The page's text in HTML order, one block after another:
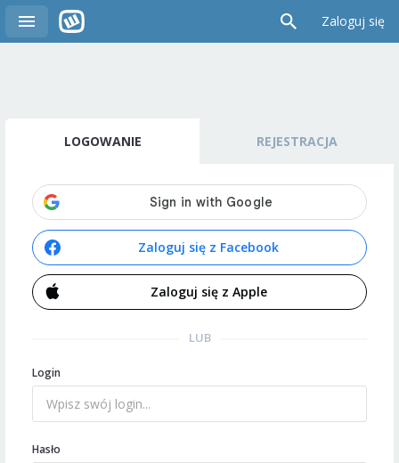
Zaloguj się
LOGOWANIE REJESTRACJA
Zaloguj się z Facebook
Zaloguj się z Apple
LUB
Login
Hasło